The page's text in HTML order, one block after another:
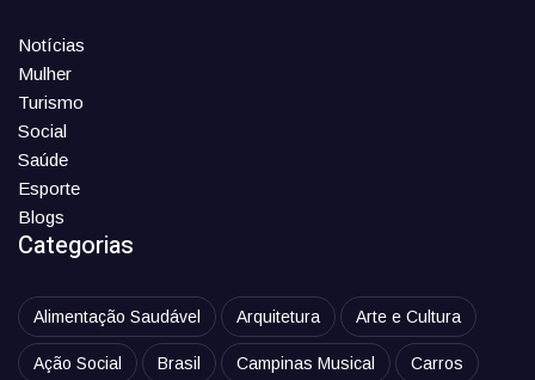
Notícias
Mulher
Turismo
Social
Saúde
Esporte
Blogs
Categorias
Alimentação Saudável Arquitetura Arte e Cultura
Ação Social Brasil Campinas Musical Carros